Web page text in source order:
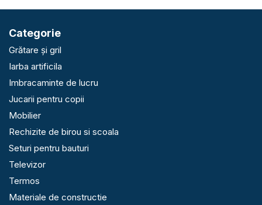
Categorie
Grătare și gril
Iarba artificila
Imbracaminte de lucru
Jucarii pentru copii
Mobilier
Rechizite de birou si scoala
Seturi pentru bauturi
Televizor
Termos
Materiale de constructie